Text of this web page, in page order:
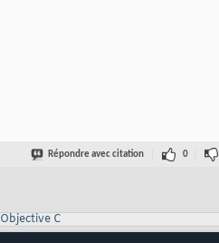
Répondre avec citation 0
Objective C